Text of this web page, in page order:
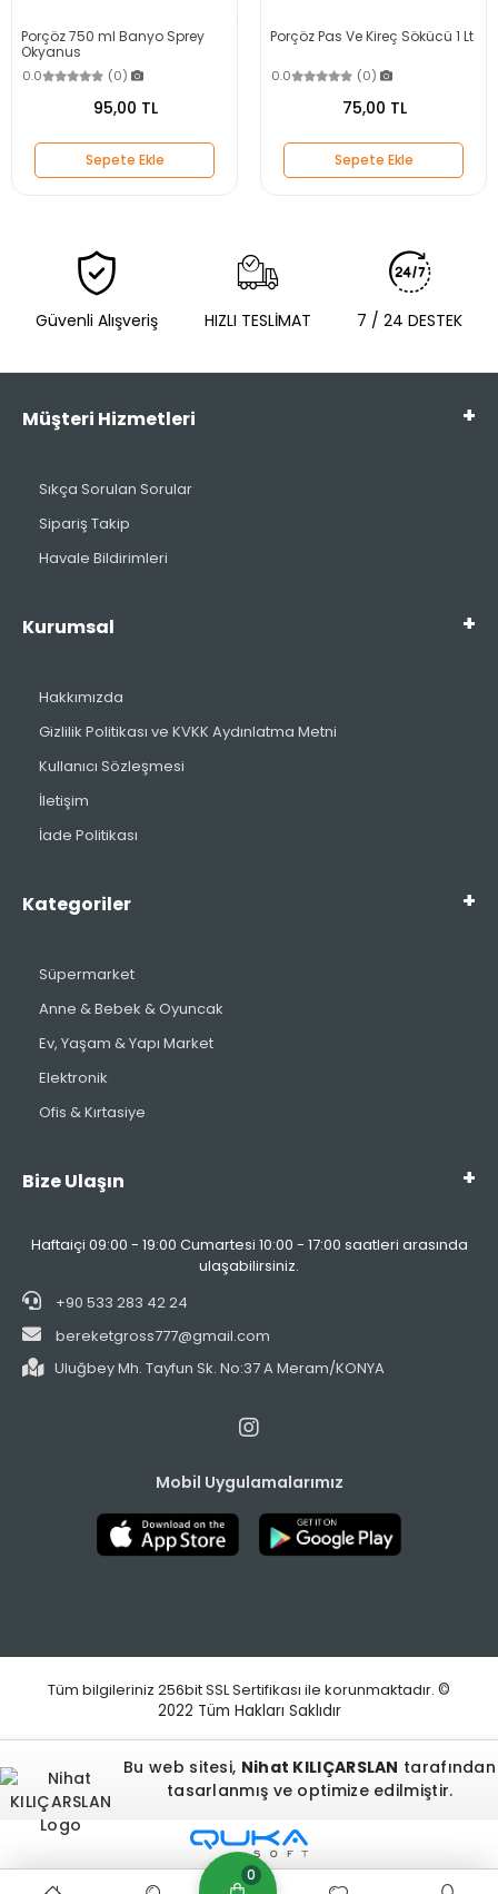
Porçöz 750 ml Banyo Sprey
Okyanus
0.0 (0)
95,00 TL
Sepete Ekle
Porçöz Pas Ve Kireç Sökücü 1 Lt
0.0 (0)
75,00 TL
Sepete Ekle
Güvenli Alışveriş HIZLI TESLİMAT 7 / 24 DESTEK
Müşteri Hizmetleri
Sıkça Sorulan Sorular
Sipariş Takip
Havale Bildirimleri
Kurumsal
Hakkımızda
Gizlilik Politikası ve KVKK Aydınlatma Metni
Kullanıcı Sözleşmesi
İletişim
İade Politikası
Kategoriler
Süpermarket
Anne & Bebek & Oyuncak
Ev, Yaşam & Yapı Market
Elektronik
Ofis & Kırtasiye
Bize Ulaşın
Haftaiçi 09:00 - 19:00 Cumartesi 10:00 - 17:00 saatleri arasında
ulaşabilirsiniz.
+90 533 283 42 24
bereketgross777@gmail.com
Uluğbey Mh. Tayfun Sk. No:37 A Meram/KONYA
Mobil Uygulamalarımız
Tüm bilgileriniz 256bit SSL Sertifikası ile korunmaktadır. ©
2022 Tüm Hakları Saklıdır
Bu web sitesi, Nihat KILIÇARSLAN tarafından
tasarlanmış ve optimize edilmiştir.
0